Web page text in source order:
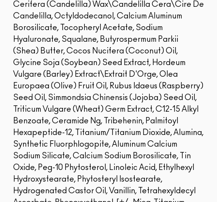
Cerifera (Candelilla) Wax\Candelilla Cera\Cire De
Candelilla, Octyldodecanol, Calcium Aluminum
Borosilicate, Tocopheryl Acetate, Sodium
Hyaluronate, Squalane, Butyrospermum Parkii
(Shea) Butter, Cocos Nucifera (Coconut) Oil,
Glycine Soja (Soybean) Seed Extract, Hordeum
Vulgare (Barley) Extract\Extrait D'Orge, Olea
Europaea (Olive) Fruit Oil, Rubus Idaeus (Raspberry)
Seed Oil, Simmondsia Chinensis (Jojoba) Seed Oil,
Triticum Vulgare (Wheat) Germ Extract, C12-15 Alkyl
Benzoate, Ceramide Ng, Tribehenin, Palmitoyl
Hexapeptide-12, Titanium/Titanium Dioxide, Alumina,
Synthetic Fluorphlogopite, Aluminum Calcium
Sodium Silicate, Calcium Sodium Borosilicate, Tin
Oxide, Peg-10 Phytosterol, Linoleic Acid, Ethylhexyl
Hydroxystearate, Phytosteryl Isostearate,
Hydrogenated Castor Oil, Vanillin, Tetrahexyldecyl